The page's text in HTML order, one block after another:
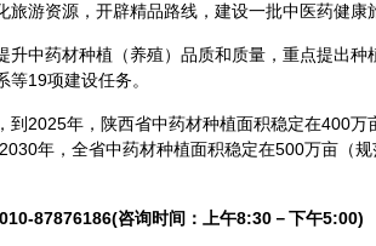
旅游资源，开辟精品路线，建设一批中医药健康
升中药材种植（养殖）品质和质量，重点提出
等19项建设任务。
到2025年，陕西省中药材种植面积稳定在400
年，全省中药材种植面积稳定在500万亩（
87876186(咨询时间：上午8:30－下午5:00)